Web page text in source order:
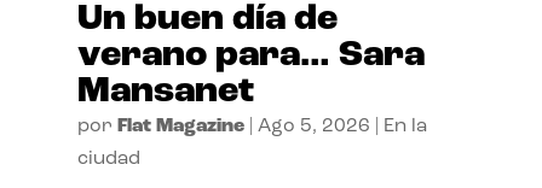
Un buen día de
verano para… Sara
Mansanet
por Flat Magazine| Ago 5, 2026
En la
ciudad